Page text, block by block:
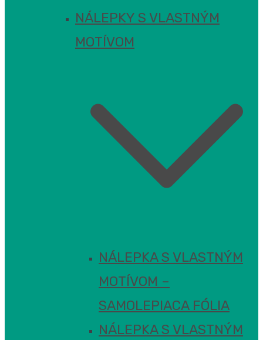
NÁLEPKY S VLASTNÝM
MOTÍVOM
NÁLEPKA S VLASTNÝM
MOTÍVOM –
SAMOLEPIACA FÓLIA
NÁLEPKA S VLASTNÝM